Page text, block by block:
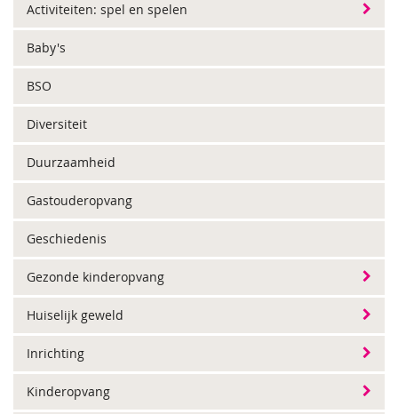
Activiteiten: spel en spelen
Baby's
BSO
Diversiteit
Duurzaamheid
Gastouderopvang
Geschiedenis
Gezonde kinderopvang
Huiselijk geweld
Inrichting
Kinderopvang